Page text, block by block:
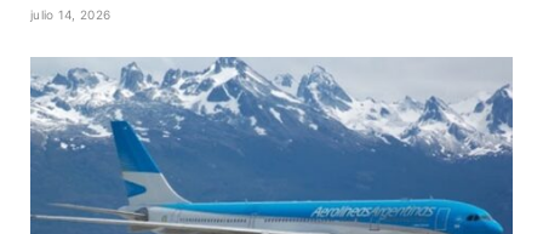
julio 14, 2026